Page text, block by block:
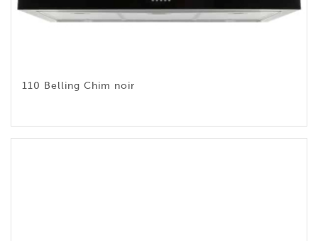
110 Belling Chim noir